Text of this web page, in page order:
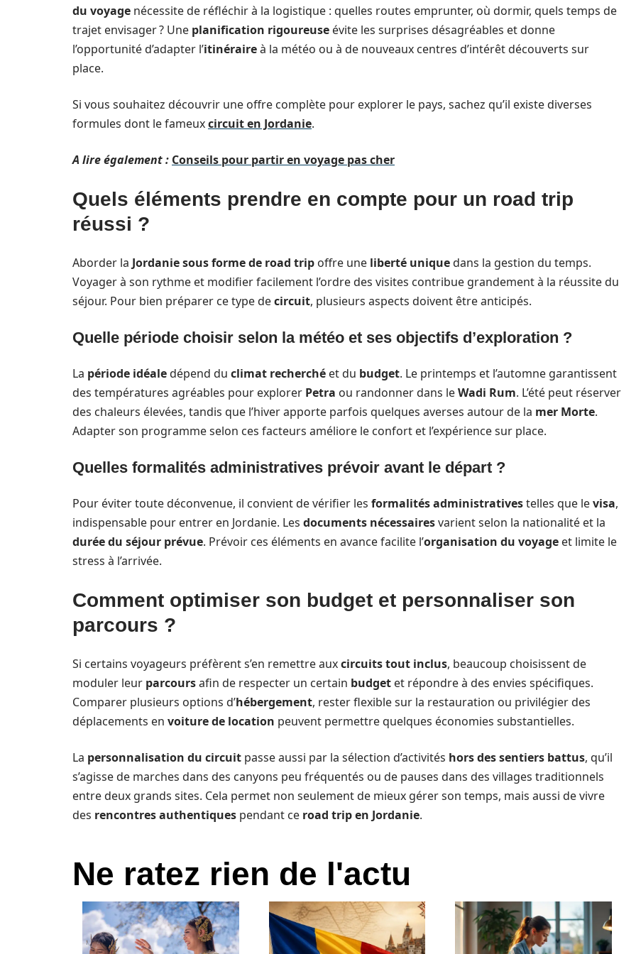
du voyage nécessite de réfléchir à la logistique : quelles routes emprunter, où dormir, quels temps de
trajet envisager ? Une planification rigoureuse évite les surprises désagréables et donne
l’opportunité d’adapter l’itinéraireà la météo ou à de nouveaux centres d’intérêt découverts sur
place.
Si vous souhaitez découvrir une offre complète pour explorer le pays, sachez qu’il existe diverses
formules dont le fameuxcircuit en Jordanie.
A lire également : Conseils pour partir en voyage pas cher
Quels éléments prendre en compte pour un road trip
réussi ?
Aborder la Jordanie sous forme de road trip offre une liberté uniquedans la gestion du temps.
Voyager à son rythme et modifier facilement l’ordre des visites contribue grandement à la réussite du
séjour. Pour bien préparer ce type decircuit, plusieurs aspects doivent être anticipés.
Quelle période choisir selon la météo et ses objectifs d’exploration ?
La période idéaledépend du climat recherché et du budget. Le printemps et l’automne garantissent
des températures agréables pour explorer Petra ou randonner dans leWadi Rum. L’été peut réserver
des chaleurs élevées, tandis que l’hiver apporte parfois quelques averses autour de la mer Morte.
Adapter son programme selon ces facteurs améliore le confort et l’expérience sur place.
Quelles formalités administratives prévoir avant le départ ?
Pour éviter toute déconvenue, il convient de vérifier les formalités administrativestelles que levisa,
indispensable pour entrer en Jordanie. Les documents nécessairesvarient selon la nationalité et la
durée du séjour prévue. Prévoir ces éléments en avance facilite l’organisation du voyage et limite le
stress à l’arrivée.
Comment optimiser son budget et personnaliser son
parcours ?
Si certains voyageurs préfèrent s’en remettre auxcircuits tout inclus, beaucoup choisissent de
moduler leur parcoursafin de respecter un certain budget et répondre à des envies spécifiques.
Comparer plusieurs options d’hébergement, rester flexible sur la restauration ou privilégier des
déplacements en voiture de location peuvent permettre quelques économies substantielles.
La personnalisation du circuit passe aussi par la sélection d’activités hors des sentiers battus, qu’il
s’agisse de marches dans des canyons peu fréquentés ou de pauses dans des villages traditionnels
entre deux grands sites. Cela permet non seulement de mieux gérer son temps, mais aussi de vivre
des rencontres authentiques pendant ce road trip en Jordanie.
Ne ratez rien de l'actu